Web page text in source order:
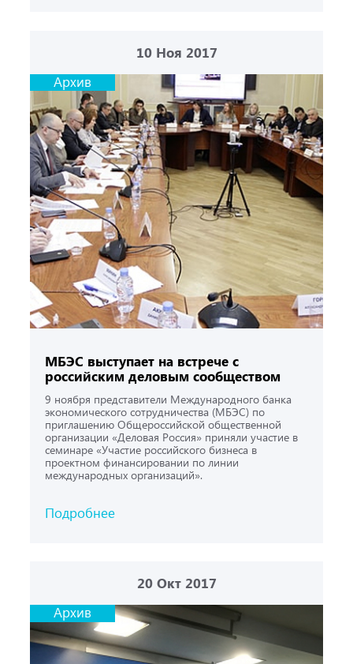
10 Ноя 2017
Архив
МБЭС выступает на встрече с
российским деловым сообществом
9 ноября представители Международного банка
экономического сотрудничества (МБЭС) по
приглашению Общероссийской общественной
организации «Деловая Россия» приняли участие в
семинаре «Участие российского бизнеса в
проектном финансировании по линии
международных организаций».
Подробнее
20 Окт 2017
Архив